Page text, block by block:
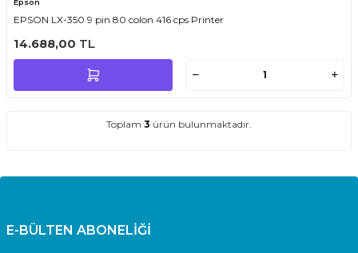
Epson
EPSON LX-350 9 pin 80 colon 416 cps Printer
14.688,00 TL
Toplam 3 ürün bulunmaktadır.
E-BÜLTEN ABONELİĞİ